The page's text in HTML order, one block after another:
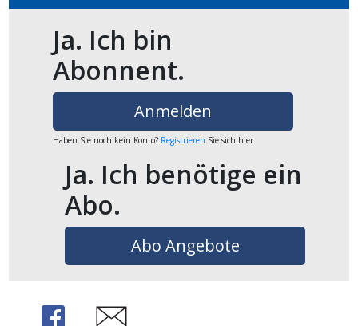
Ja. Ich bin
Abonnent.
Anmelden
Haben Sie noch kein Konto? Registrieren Sie sich hier
Ja. Ich benötige ein
Abo.
Abo Angebote
Share Share